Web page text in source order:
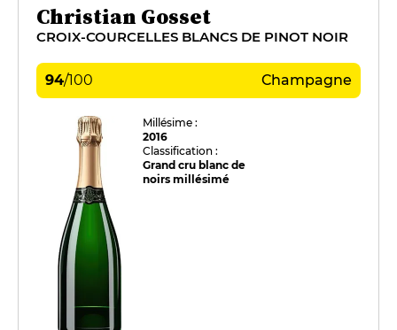
Christian Gosset
CROIX-COURCELLES BLANCS DE PINOT NOIR
94/100 Champagne
Millésime :
2016
Classification :
Grand cru blanc de
noirs millésimé